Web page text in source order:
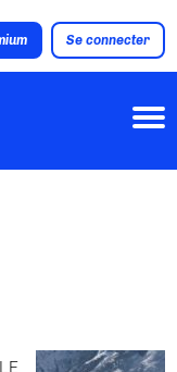
Se connecter